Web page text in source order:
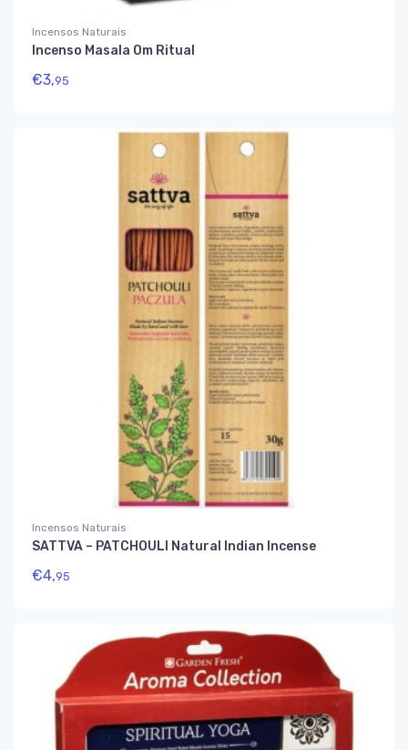
Incensos Naturais
Incenso Masala Om Ritual
€3,95
Incensos Naturais
SATTVA – PATCHOULI Natural Indian Incense
€4,95